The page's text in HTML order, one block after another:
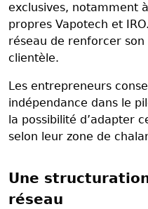
exclusives, notamment
propres Vapotech et
réseau de renforcer
clientèle.
Les entrepreneurs
indépendance dans le
la possibilité d’adapter
selon leur zone de
Une
réseau